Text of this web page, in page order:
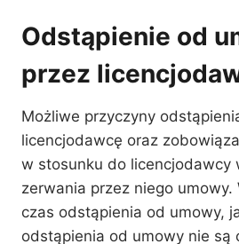
Odstąpienie od
przez
Możliwe przyczyny
licencjodawcę oraz
w stosunku do licencjodawcy
zerwania przez niego umowy.
czas odstąpienia od umowy,
odstąpienia od umowy nie są